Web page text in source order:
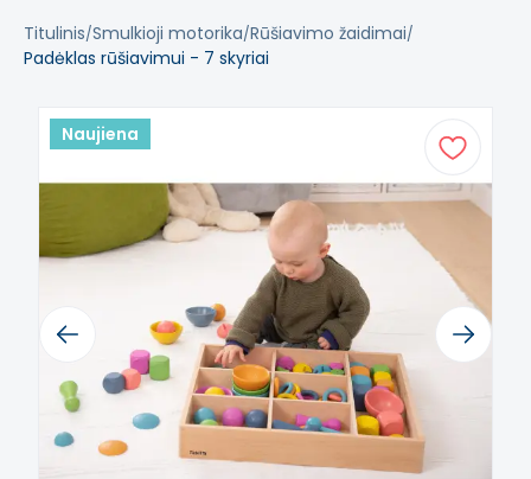
Titulinis Smulkioji motorika Rūšiavimo žaidimai
Padėklas rūšiavimui - 7 skyriai
Naujiena
Previous Next